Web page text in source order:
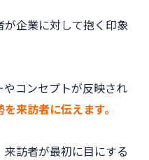
企業に対して抱く印象
コンセプトが反映され
来訪者に伝えます。
訪者が最初に目にする